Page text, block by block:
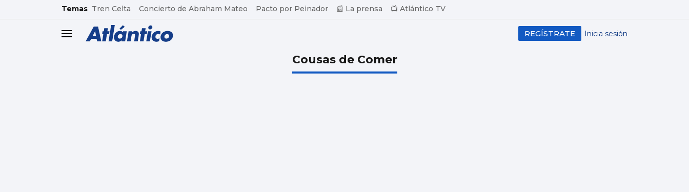
common.go-to-content
Temas Tren Celta Concierto de Abraham Mateo Pacto por Peinador 📰 La prensa 📺 Atlántico TV
header.menu.open Inicia sesión
REGÍSTRATE
Cousas de Comer